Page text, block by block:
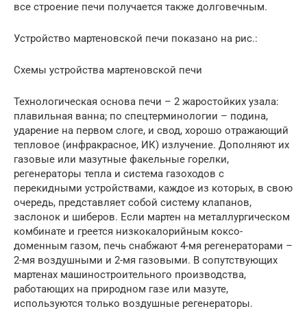
все строение печи получается также долговечным.
Устройство мартеновской печи показано на рис.:
Схемы устройства мартеновской печи
Технологическая основа печи – 2 жаростойких узала:
плавильная ванна; по спецтерминологии – подина,
ударение на первом слоге, и свод, хорошо отражающий
тепловое (инфракрасное, ИК) излучение. Дополняют их
газовые или мазутные факельные горелки,
регенераторы тепла и система газоходов с
перекидными устройствами, каждое из которых, в свою
очередь, представляет собой систему клапанов,
заслонок и шиберов. Если мартен на металлургическом
комбинате и греется низкокалорийным коксо-
доменным газом, печь снабжают 4-мя регенераторами –
2-мя воздушными и 2-мя газовыми. В сопутствующих
мартенах машиностроительного производства,
работающих на природном газе или мазуте,
используются только воздушные регенераторы.